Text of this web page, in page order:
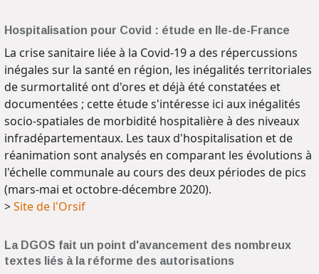
Hospitalisation pour Covid : étude en Ile-de-France
La crise sanitaire liée à la Covid-19 a des répercussions
inégales sur la santé en région, les inégalités territoriales
de surmortalité ont d'ores et déjà été constatées et
documentées ; cette étude s'intéresse ici aux inégalités
socio-spatiales de morbidité hospitalière à des niveaux
infradépartementaux. Les taux d'hospitalisation et de
réanimation sont analysés en comparant les évolutions à
l'échelle communale au cours des deux périodes de pics
(mars-mai et octobre-décembre 2020).
>Site de l'Orsif
La DGOS fait un point d'avancement des nombreux
textes liés à la réforme des autorisations